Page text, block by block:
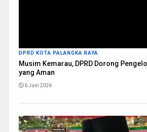
DPRD KOTA PALANGKA RAYA
Musim Kemarau, DPRD Dorong
yang Aman
6 Juni 2026